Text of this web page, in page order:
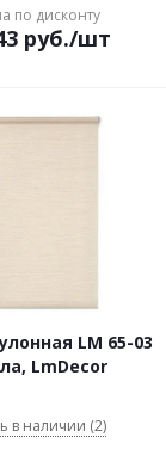
по дисконту
руб./шт
LM 65-03
LmDecor
в наличии (2)